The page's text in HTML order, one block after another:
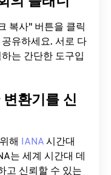
복사" 버튼을 클릭
유하세요. 서로 다
는 간단한 도구입
환기를 신
해 IANA 시간대
는 세계 시간대 데
고 신뢰할 수 있는